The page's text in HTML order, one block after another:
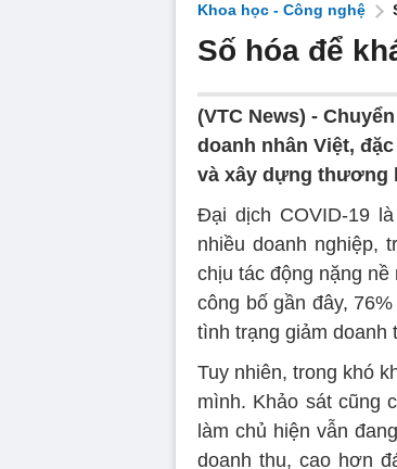
Khoa học - Công nghệ
Số hóa để
(VTC News) -
doanh nhân Việt,
và xây dựng thương
Đại dịch COVID-19
nhiều doanh nghiệp,
chịu tác động nặng
công bố gần đây,
tình trạng giảm doanh
Tuy nhiên, trong khó
mình. Khảo sát cũng
làm chủ hiện vẫn
doanh thu, cao hơn